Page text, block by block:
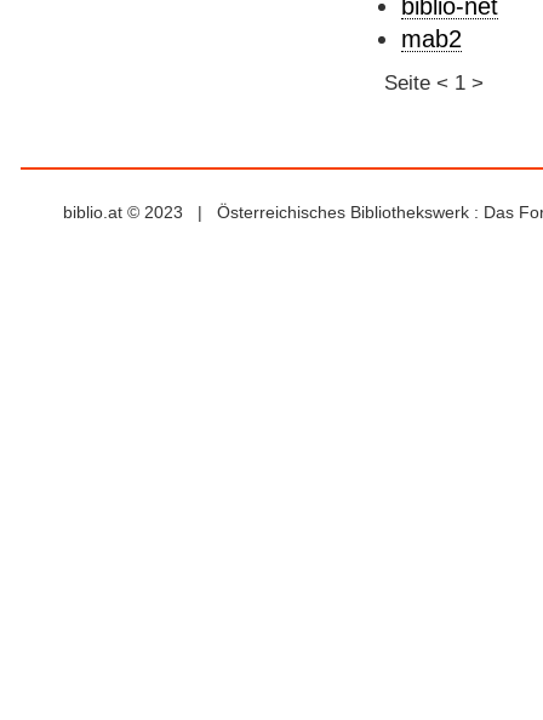
biblio-net
mab2
Seite < 1 >
biblio.at © 2023 | Österreichisches Bibliothekswerk : Das